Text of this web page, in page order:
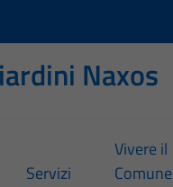
Naxos
Servizi
Vivere il
Comune